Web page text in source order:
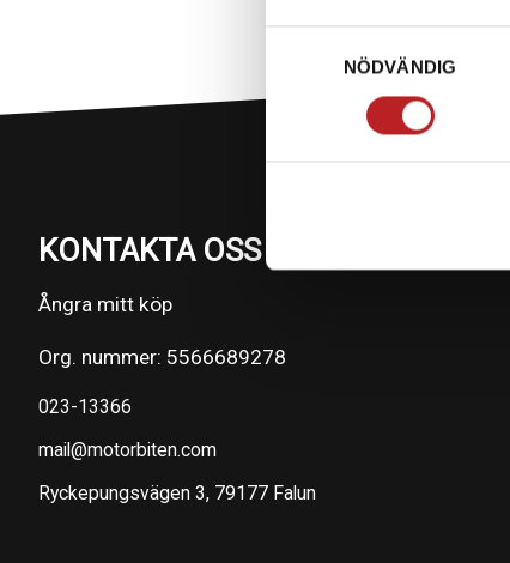
NÖDVÄNDIG
KONTAKTA OSS PÅ MOTORBITEN
Ångra mitt köp
Org. nummer: 5566689278
023-13366
mail@motorbiten.com
Ryckepungsvägen 3, 79177 Falun